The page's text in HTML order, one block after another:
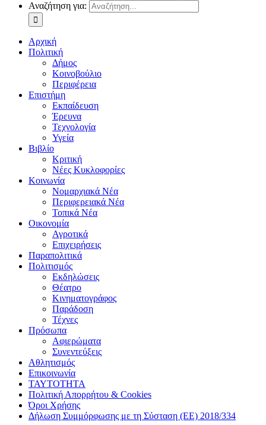
Αναζήτηση για:
Αρχική
Πολιτική
Δήμος
Κοινοβούλιο
Περιφέρεια
Επιστήμη
Εκπαίδευση
Έρευνα
Τεχνολογία
Υγεία
Βιβλίο
Κριτική
Νέες Κυκλοφορίες
Κοινωνία
Νομαρχιακά Νέα
Περιφερειακά Νέα
Τοπικά Νέα
Οικονομία
Αγροτικά
Επιχειρήσεις
Παραπολιτικά
Πολιτισμός
Εκδηλώσεις
Θέατρο
Κινηματογράφος
Παράδοση
Τέχνες
Πρόσωπα
Αφιερώματα
Συνεντεύξεις
Αθλητισμός
Επικοινωνία
ΤΑΥΤΟΤΗΤΑ
Πολιτική Απορρήτου & Cookies
Όροι Χρήσης
Δήλωση Συμμόρφωσης με τη Σύσταση (ΕΕ) 2018/334